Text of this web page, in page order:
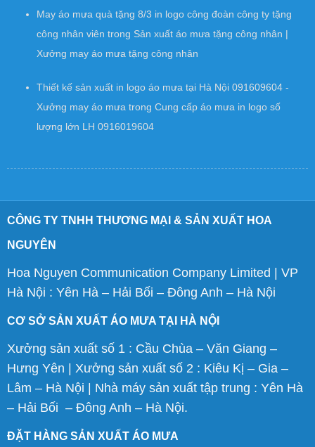
May áo mưa quà tặng 8/3 in logo công đoàn công ty tặng
công nhân viên trong Sản xuất áo mưa tặng công nhân |
Xưởng may áo mưa tặng công nhân
Thiết kế sản xuất in logo áo mưa tại Hà Nội 091609604 -
Xưởng may áo mưa trong Cung cấp áo mưa in logo số
lượng lớn LH 0916019604
CÔNG TY TNHH THƯƠNG MẠI & SẢN XUẤT HOA
NGUYÊN
Hoa Nguyen Communication Company Limited | VP
Hà Nội : Yên Hà – Hải Bối – Đông Anh – Hà Nội
CƠ SỞ SẢN XUẤT ÁO MƯA TẠI HÀ NỘI
Xưởng sản xuất số 1 : Cầu Chùa – Văn Giang –
Hưng Yên | Xưởng sản xuất số 2 : Kiêu Kị – Gia –
Lâm – Hà Nội | Nhà máy sản xuất tập trung : Yên Hà
– Hải Bối – Đông Anh – Hà Nội.
ĐẶT HÀNG SẢN XUẤT ÁO MƯA